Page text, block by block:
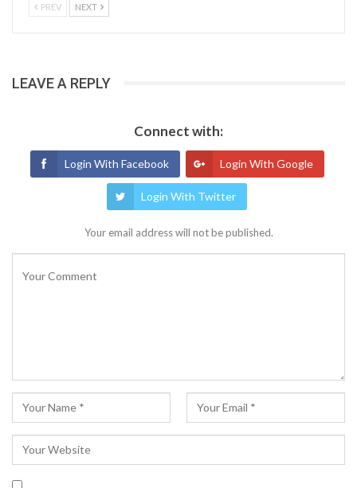
PREV NEXT
LEAVE A REPLY
Connect with:
Login With Facebook Login With Google
Login With Twitter
Your email address will not be published.